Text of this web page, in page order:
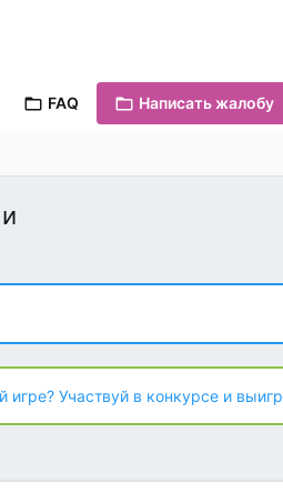
FAQ Написать жалобу
Участвуй в конкурсе и